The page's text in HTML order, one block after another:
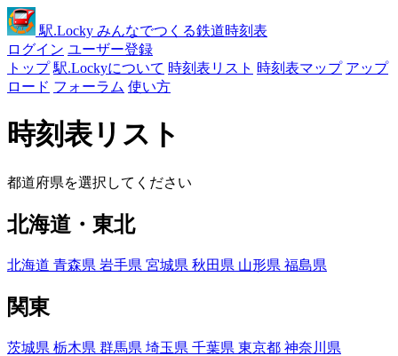
駅.Locky みんなでつくる鉄道時刻表
ログイン ユーザー登録
トップ 駅.Lockyについて 時刻表リスト 時刻表マップ アップ
ロード フォーラム 使い方
時刻表リスト
都道府県を選択してください
北海道・東北
北海道 青森県 岩手県 宮城県 秋田県 山形県 福島県
関東
茨城県 栃木県 群馬県 埼玉県 千葉県 東京都 神奈川県